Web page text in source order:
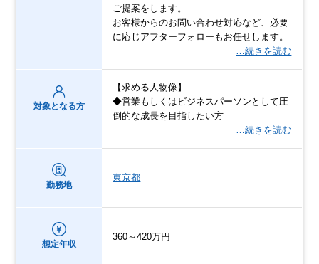
ご提案をします。
お客様からのお問い合わせ対応など、必要
に応じアフターフォローもお任せします。
…続きを読む
対象となる方
【求める人物像】
◆営業もしくはビジネスパーソンとして圧
倒的な成長を目指したい方
…続きを読む
勤務地
東京都
想定年収
360～420万円